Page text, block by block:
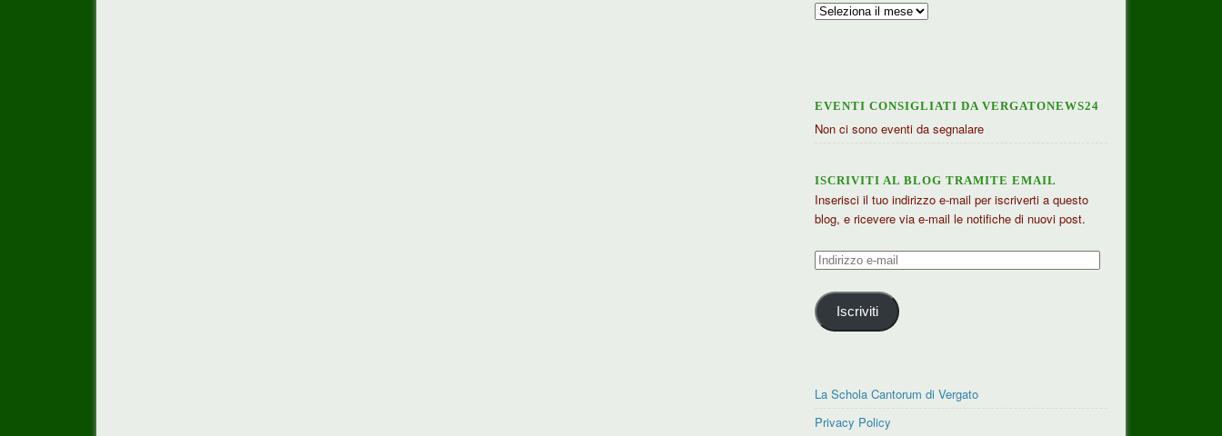
Archivio
EVENTI CONSIGLIATI DA VERGATONEWS24
Non ci sono eventi da segnalare
ISCRIVITI AL BLOG TRAMITE EMAIL
Inserisci il tuo indirizzo e-mail per iscriverti a questo
blog, e ricevere via e-mail le notifiche di nuovi post.
Indirizzo
mail
Iscriviti
La Schola Cantorum di Vergato
Privacy Policy